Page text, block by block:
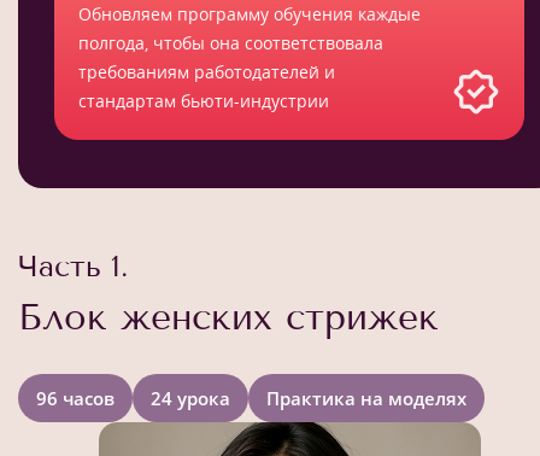
Обновляем программу обучения каждые
полгода, чтобы она соответствовала
требованиям работодателей и
стандартам бьюти-индустрии
Часть 1.
Блок женских стрижек
96 часов 24 урока Практика на моделях